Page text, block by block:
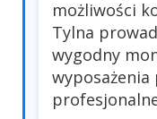
możliwości
Tylna
wygodny